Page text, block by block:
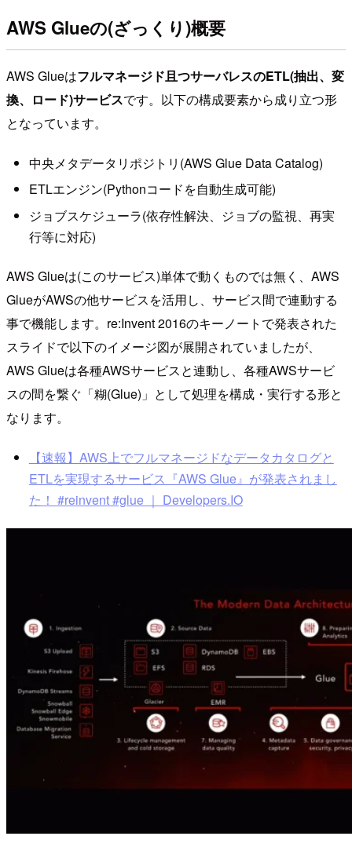
AWS Glueの(ざっくり)概要
AWS Glueはフルマネージド且つサーバレスのETL(抽出、変
換、ロード)サービスです。以下の構成要素から成り立つ形
となっています。
中央メタデータリポジトリ(AWS Glue Data Catalog)
ETLエンジン(Pythonコードを自動生成可能)
ジョブスケジューラ(依存性解決、ジョブの監視、再実
行等に対応)
AWS Glueは(このサービス)単体で動くものでは無く、AWS
GlueがAWSの他サービスを活用し、サービス間で連動する
事で機能します。re:Invent 2016のキーノートで発表された
スライドで以下のイメージ図が展開されていましたが、
AWS Glueは各種AWSサービスと連動し、各種AWSサービ
スの間を繋ぐ「糊(Glue)」として処理を構成・実行する形と
なります。
【速報】AWS上でフルマネージドなデータカタログと
ETLを実現するサービス『AWS Glue』が発表されまし
た！ #reinvent #glue ｜ Developers.IO